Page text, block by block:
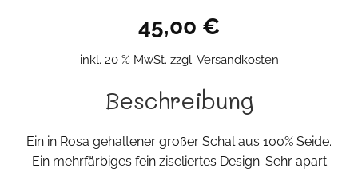
45,00 €
inkl. 20 % MwSt. zzgl. Versandkosten
Beschreibung
Ein in Rosa gehaltener großer Schal aus 100% Seide.
Ein mehrfärbiges fein ziseliertes Design. Sehr apart